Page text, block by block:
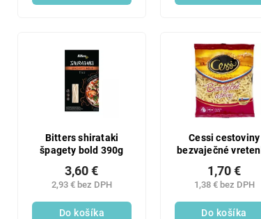
Bitters shirataki
špagety bold 390g
2,93 € bez DPH
3,60 €
Do košíka
Cessi cestoviny
bezvaječné
1,38 € bez DPH
1,70 €
Do košíka